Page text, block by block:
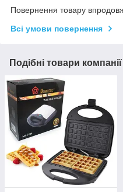
Повернення товару
Всі умови повернення
Подібні товари компанії